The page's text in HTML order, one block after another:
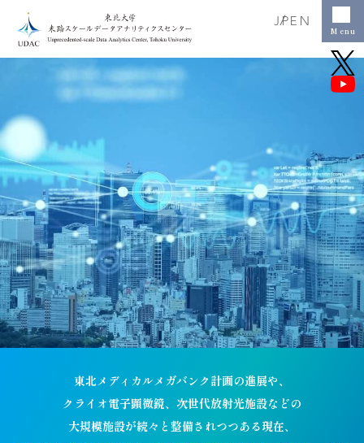
EN
JP
東北メディカルメガバンク計画の進展や、
クライオ電子顕微鏡、次世代放射光施設などの
大規模施設が続々と整備されつつある現在、